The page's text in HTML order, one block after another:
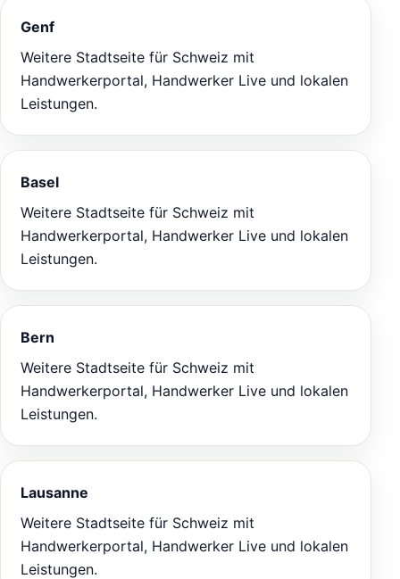
Genf
Weitere Stadtseite für Schweiz mit
Handwerkerportal, Handwerker Live und lokalen
Leistungen.
Basel
Weitere Stadtseite für Schweiz mit
Handwerkerportal, Handwerker Live und lokalen
Leistungen.
Bern
Weitere Stadtseite für Schweiz mit
Handwerkerportal, Handwerker Live und lokalen
Leistungen.
Lausanne
Weitere Stadtseite für Schweiz mit
Handwerkerportal, Handwerker Live und lokalen
Leistungen.